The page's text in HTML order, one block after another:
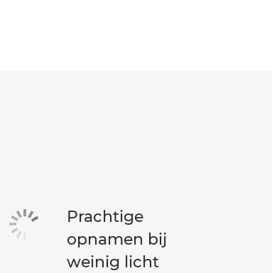
Prachtige
opnamen bij
weinig licht